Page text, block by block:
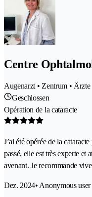
Centre
Augenarzt • Zentrum • Ärzte
Geschlossen
Opération de la cataracte
J’ai été opérée de la
passé, elle est très experte et
avenant. Je recommande
Dez. 2024• Anonymous user